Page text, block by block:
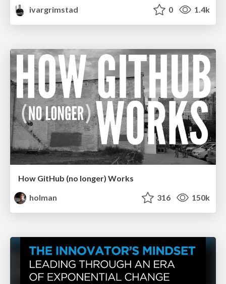
ivargrimstad
0 1.4k
How GitHub (no longer) Works
holman
316 150k